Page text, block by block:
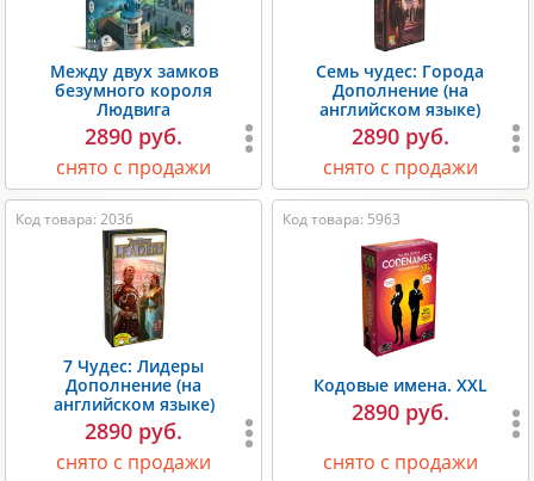
Между двух замков
безумного короля
Людвига
2890 руб.
снято с продажи
Семь чудес: Города
Дополнение (на
английском языке)
2890 руб.
снято с продажи
Код товара: 2036
7 Чудес: Лидеры
Дополнение (на
английском языке)
2890 руб.
снято с продажи
Код товара: 5963
Кодовые имена. XXL
2890 руб.
снято с продажи